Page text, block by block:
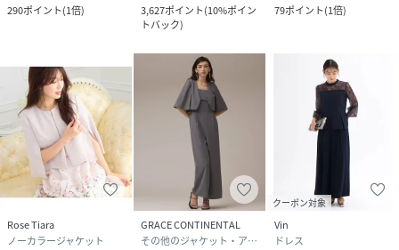
290ポイント(1倍)
3,627ポイント(10%ポイン
トバック)
79ポイント(1倍)
Rose Tiara
ノーカラージャケット
GRACE CONTINENTAL
その他のジャケット・アウター
クーポン対象
Vin
ドレス